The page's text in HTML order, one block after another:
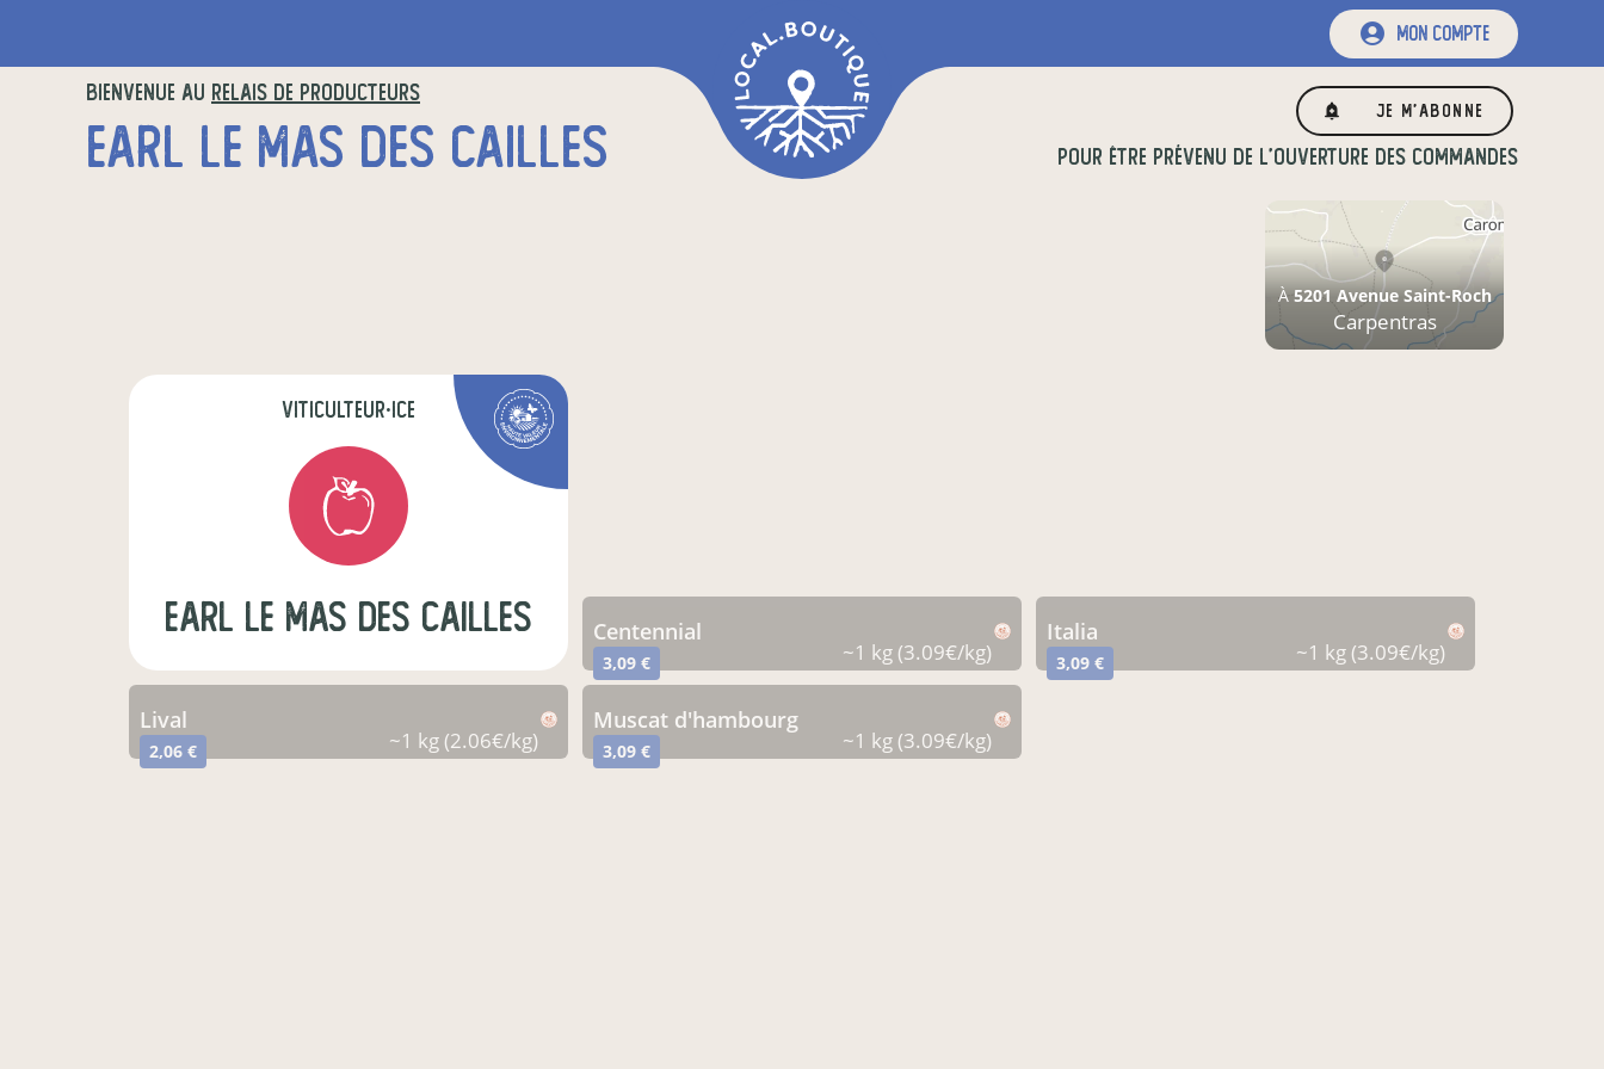
mon compte
BIENVENUE AU RELAIS DE PRODUCTEURS
EARL LE MAS DES CAILLES
Je m'abonne
POUR ÊTRE PRÉVENU DE L'OUVERTURE DES COMMANDES
À5201 Avenue Saint-Roch
Carpentras
viticulteur·ice
earl le mas des cailles centennial
3,09 € ~1 kg (3.09€/kg)
italia
3,09 € ~1 kg (3.09€/kg)
lival
2,06 € ~1 kg (2.06€/kg)
muscat d'hambourg
3,09 € ~1 kg (3.09€/kg)